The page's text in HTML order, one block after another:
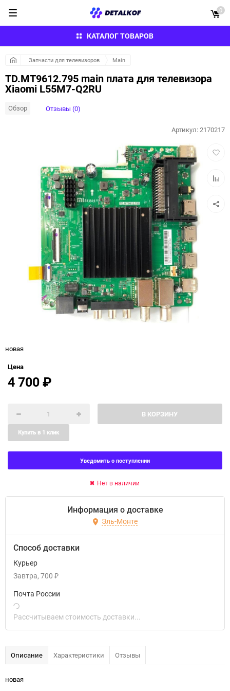
КАТАЛОГ ТОВАРОВ
0
Запчасти для телевизоров Main
TD.MT9612.795 main плата для телевизора
Xiaomi L55M7-Q2RU
Обзор Отзывы (0)
Артикул:2170217
новая
Цена
4 700₽
В КОРЗИНУ
Купить в 1 клик
Уведомить о поступлении
Нет в наличии
Информация о доставке
Эль-Монте
Способ доставки
Курьер
Завтра 700 ₽
Почта России
Рассчитываем стоимость доставки...
Описание Характеристики Отзывы
новая